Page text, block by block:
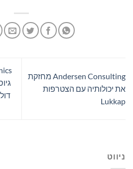
Andersen Consulting מחזקת
את יכולותיה עם הצטרפות
Lukkap
ניווט